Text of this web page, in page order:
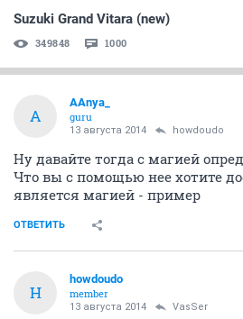
Suzuki Grand Vitara (new)
349848 1000
A
AAnya_
guru
13 августа 2014 howdoudo
Ну давайте тогда с магией
Что вы с помощью нее хотите
является магией - пример
ОТВЕТИТЬ
H
howdoudo
member
13 августа 2014 VasSer